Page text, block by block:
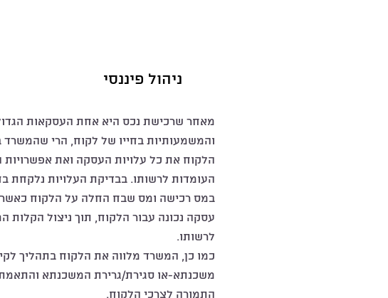
ניהול פיננסי
מאחר שרכישת נכס היא אחת העסקאות
והמשמעותיות בחייו של לקוח, הרי שהמשרד
הלקוח את כל עלויות העסקה ואת אפשרויות
העומדות לרשותו. בבדיקת העלויות נלקחת
במס רכישה ומס שבח החלה על הלקוח
עסקה נכונה עבור הלקוח, תוך ניצול הקלות
לרשותו.
כמו כן, המשרד מלווה את הלקוח בתהליך
משכנתא-או סגירת/גרירת המשכנתא
התמורה לצרכי הלקוח.